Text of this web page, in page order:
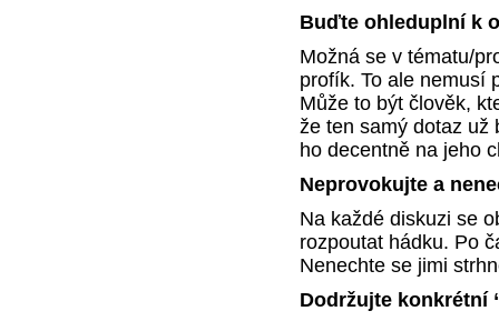
Buďte ohleduplní k
Možná se v tématu/
profík. To ale nemusí
Může to být člověk,
že ten samý dotaz už
ho decentně na jeho
Neprovokujte a
Na každé diskuzi se
rozpoutat hádku. Po
Nenechte se jimi
Dodržujte konkrétní